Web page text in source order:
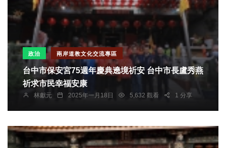
政治 兩岸道教文化交流專區
台中市保安宮75週年慶典遶境祈安 台中市長盧秀燕
祈求市民幸福安康
林獻元 2025年一月18日 5,632 觀看 1 分享